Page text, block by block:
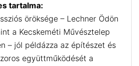
tartalma:
öröksége – Lechner Ödön
a Kecskeméti Művésztelep
– jól példázza az építészet és
együttműködését a